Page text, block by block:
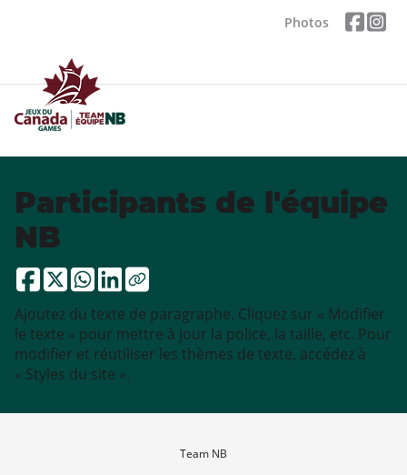
Photos
Participants de l'équipe
NB
Ajoutez du texte de paragraphe. Cliquez sur « Modifier
le texte » pour mettre à jour la police, la taille, etc. Pour
modifier et réutiliser les thèmes de texte, accédez à
« Styles du site ».
Team NB